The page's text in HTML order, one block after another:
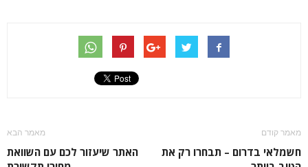
מאמר קודם
חשמלאי בדרום – תבחרו רק את
מאמר הבא
האתר שיעזור לכם עם השוואת